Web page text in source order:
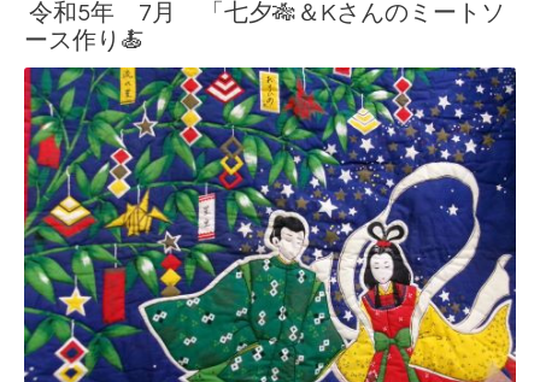
令和5年 7月 「七夕🎋＆Kさんのミートソ
ース作り🍝